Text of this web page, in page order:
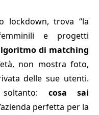
lockdown, trova “la
e progetti
di matching
non mostra foto,
delle sue utenti.
cosa sai
perfetta per la